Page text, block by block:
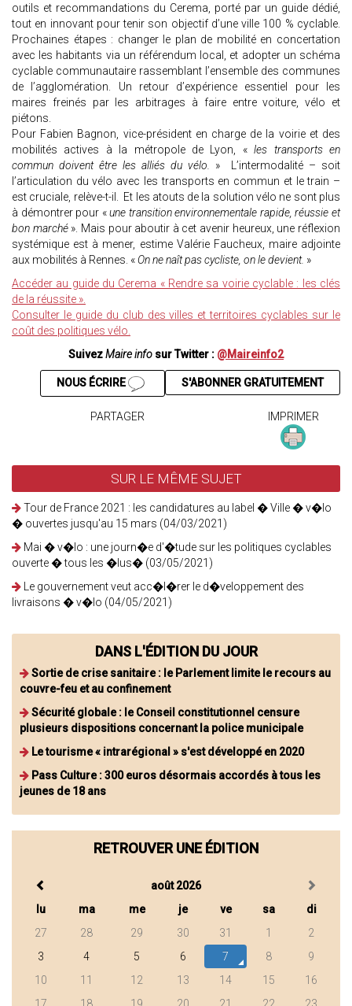
outils et recommandations du Cerema, porté par un guide dédié,
tout en innovant pour tenir son objectif d’une ville 100 % cyclable.
Prochaines étapes : changer le plan de mobilité en concertation
avec les habitants via un référendum local, et adopter un schéma
cyclable communautaire rassemblant l’ensemble des communes
de l’agglomération. Un retour d’expérience essentiel pour les
maires freinés par les arbitrages à faire entre voiture, vélo et
piétons.
Pour Fabien Bagnon, vice-président en charge de la voirie et des
mobilités actives à la métropole de Lyon, «les transports en
commun doivent être les alliés du vélo. » L’intermodalité – soit
l’articulation du vélo avec les transports en commun et le train –
est cruciale, relève-t-il. Et les atouts de la solution vélo ne sont plus
à démontrer pour «une transition environnementale rapide, réussie et
bon marché». Mais pour aboutir à cet avenir heureux, une réflexion
systémique est à mener, estime Valérie Faucheux, maire adjointe
aux mobilités à Rennes. «On ne naît pas cycliste, on le devient. »
Accéder au guide du Cerema « Rendre sa voirie cyclable : les clés
de la réussite ».
Consulter le guide du club des villes et territoires cyclables sur le
coût des politiques vélo.
SuivezMaire info sur Twitter : @Maireinfo2
S'ABONNER GRATUITEMENT
NOUS ÉCRIRE
PARTAGER IMPRIMER
SUR LE MÊME SUJET
Tour de France 2021 : les candidatures au label � Ville � v�lo
� ouvertes jusqu'au 15 mars (04/03/2021)
Mai � v�lo : une journ�e d'�tude sur les politiques cyclables
ouverte � tous les �lus� (03/05/2021)
Le gouvernement veut acc�l�rer le d�veloppement des
livraisons � v�lo (04/05/2021)
DANS L'ÉDITION DU JOUR
Sortie de crise sanitaire : le Parlement limite le recours au
couvre-feu et au confinement
Sécurité globale : le Conseil constitutionnel censure
plusieurs dispositions concernant la police municipale
Le tourisme « intrarégional » s'est développé en 2020
Pass Culture : 300 euros désormais accordés à tous les
jeunes de 18 ans
RETROUVER UNE ÉDITION
août 2026
lu
ma me je ve sa
di
27
28 29 30 31 1
2
3
4 5 6 7 8
9
10
11 12 13 14 15
16
17
18 19 20 21 22 23